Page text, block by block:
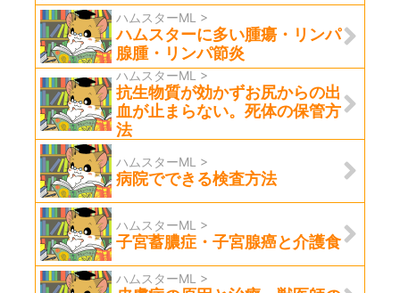
ハムスターML >
ハムスターに多い腫瘍・リンパ
腺腫・リンパ節炎
ハムスターML >
抗生物質が効かずお尻からの出
血が止まらない。死体の保管方
法
ハムスターML >
病院でできる検査方法
ハムスターML >
子宮蓄膿症・子宮腺癌と介護食
ハムスターML >